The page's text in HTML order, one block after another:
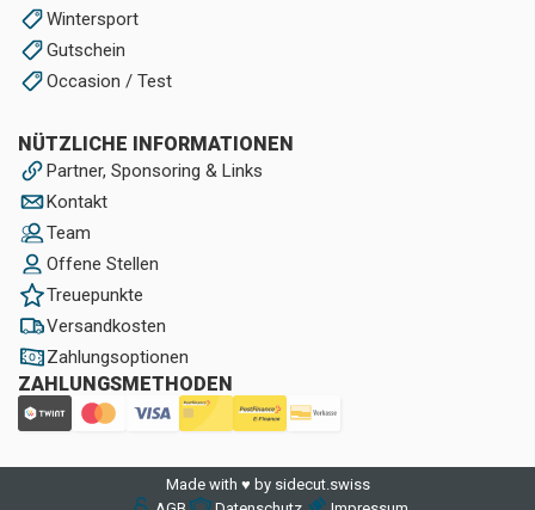
Wintersport
Gutschein
Occasion / Test
NÜTZLICHE INFORMATIONEN
Partner, Sponsoring & Links
Kontakt
Team
Offene Stellen
Treuepunkte
Versandkosten
Zahlungsoptionen
ZAHLUNGSMETHODEN
Made with ♥ by sidecut.swiss